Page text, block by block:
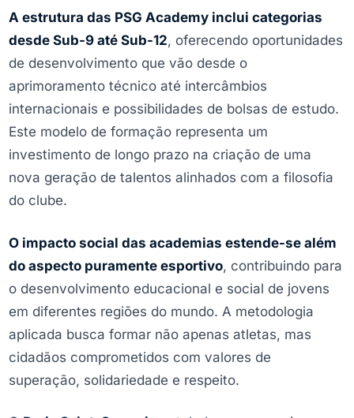
A estrutura das PSG Academy inclui categorias
desde Sub-9 até Sub-12, oferecendo oportunidades
de desenvolvimento que vão desde o
aprimoramento técnico até intercâmbios
internacionais e possibilidades de bolsas de estudo.
Este modelo de formação representa um
investimento de longo prazo na criação de uma
nova geração de talentos alinhados com a filosofia
do clube.
O impacto social das academias estende-se além
do aspecto puramente esportivo, contribuindo para
o desenvolvimento educacional e social de jovens
em diferentes regiões do mundo. A metodologia
aplicada busca formar não apenas atletas, mas
cidadãos comprometidos com valores de
superação, solidariedade e respeito.